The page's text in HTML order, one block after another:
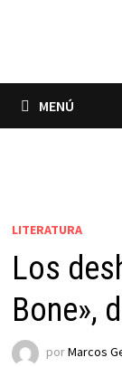
MENÚ
LITERATURA
Los
Bone»,
porMarcos